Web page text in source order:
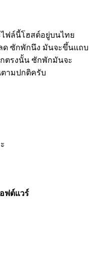
ไฟล์นี้โฮสต์อยู่บนไทย
ลด ซักพักนึง มันจะขึ้นแถบ
ตรงนั้น ซักพักมันจะ
ตามปกติครับ
ฟต์แวร์